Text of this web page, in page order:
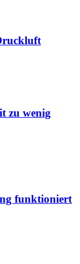
zu wenig
funktioniert